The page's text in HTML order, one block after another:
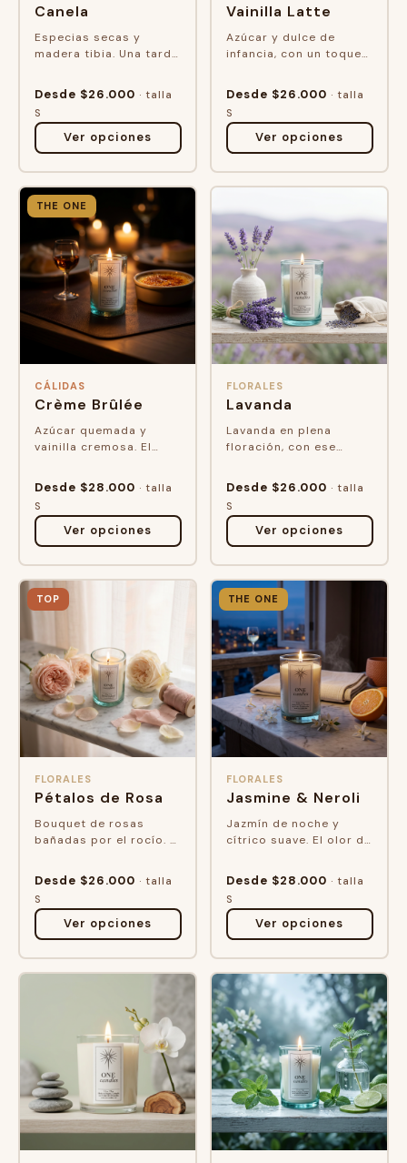
Canela
Especias secas y
madera tibia. Una tarde
la mano, el libro abierto
en la página donde lo
deja...
Desde $26.000 · talla
S
Ver opciones
Vainilla Latte
Azúcar y dulce de
infancia, con un toque
El olor de un recuerdo
que no tiene fecha
exacta.
Desde $26.000 · talla
S
Ver opciones
THE ONE
CÁLIDAS
Crème Brûlée
Azúcar quemada y
vainilla cremosa. El
gustó la primera vez, en
el momento exacto en
que llega el p...
Desde $28.000 · talla
S
Ver opciones
FLORALES
Lavanda
Lavanda en plena
floración, con ese
antes de que la corten.
El olor de una caminata
que term...
Desde $26.000 · talla
S
Ver opciones
TOP
FLORALES
Pétalos de Rosa
Bouquet de rosas
bañadas por el rocío. El
florecido que invita a
disfrutar del momento.
Desde $26.000 · talla
S
Ver opciones
THE ONE
FLORALES
Jasmine & Neroli
Jazmín de noche y
cítrico suave. El olor de
quedaste más tiempo
del que pensabas.
Desde $28.000 · talla
S
Ver opciones